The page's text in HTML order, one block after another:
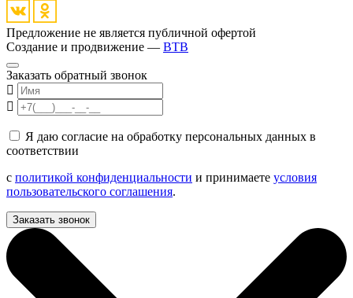
Предложение не является публичной офертой
Создание и продвижение — BTB
Заказать обратный звонок
Я даю согласие на обработку персональных данных в
соответствии
с политикой конфиденциальности и принимаете условия
пользовательского соглашения.
Заказать звонок